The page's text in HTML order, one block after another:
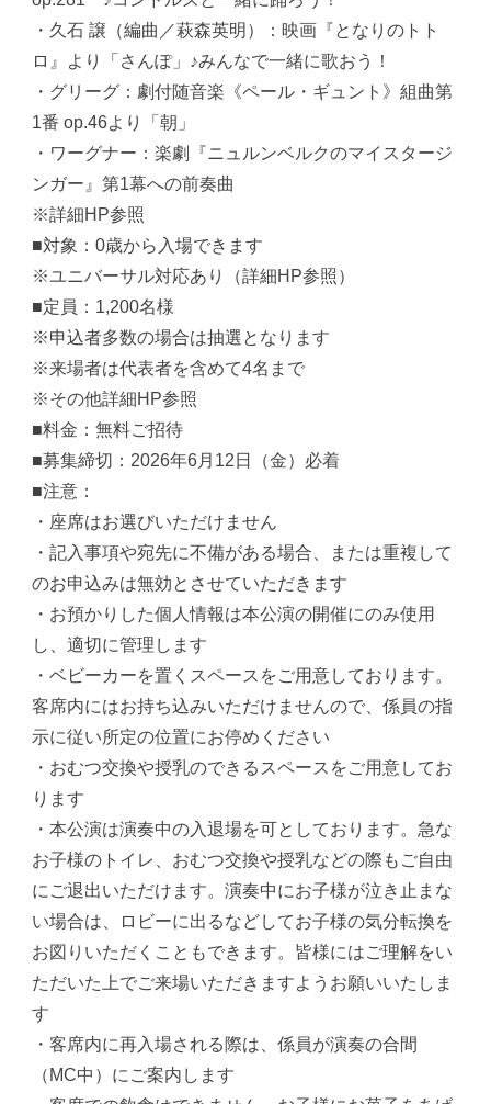
・久石 譲（編曲／萩森英明）：映画『となりのトト
ロ』より「さんぽ」♪みんなで一緒に歌おう！
・グリーグ：劇付随音楽《ペール・ギュント》組曲第
1番 op.46より「朝」
・ワーグナー：楽劇『ニュルンベルクのマイスタージ
ンガー』第1幕への前奏曲
※詳細HP参照
■対象：0歳から入場できます
※ユニバーサル対応あり（詳細HP参照）
■定員：1,200名様
※申込者多数の場合は抽選となります
※来場者は代表者を含めて4名まで
※その他詳細HP参照
■料金：無料ご招待
■募集締切：2026年6月12日（金）必着
■注意：
・座席はお選びいただけません
・記入事項や宛先に不備がある場合、または重複して
のお申込みは無効とさせていただきます
・お預かりした個人情報は本公演の開催にのみ使用
し、適切に管理します
・ベビーカーを置くスペースをご用意しております。
客席内にはお持ち込みいただけませんので、係員の指
⽰に従い所定の位置にお停めください
・おむつ交換や授乳のできるスペースをご用意してお
ります
・本公演は演奏中の⼊退場を可としております。急な
お⼦様のトイレ、おむつ交換や授乳などの際もご⾃由
にご退出いただけます。演奏中にお⼦様が泣き止まな
い場合は、ロビーに出るなどしてお⼦様の気分転換を
お図りいただくこともできます。皆様にはご理解をい
ただいた上でご来場いただきますようお願いいたしま
す
・客席内に再入場される際は、係員が演奏の合間
（MC中）にご案内します